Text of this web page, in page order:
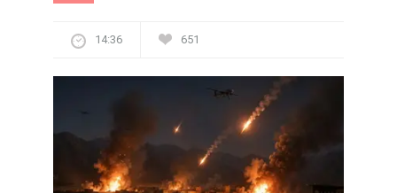
14:36 651